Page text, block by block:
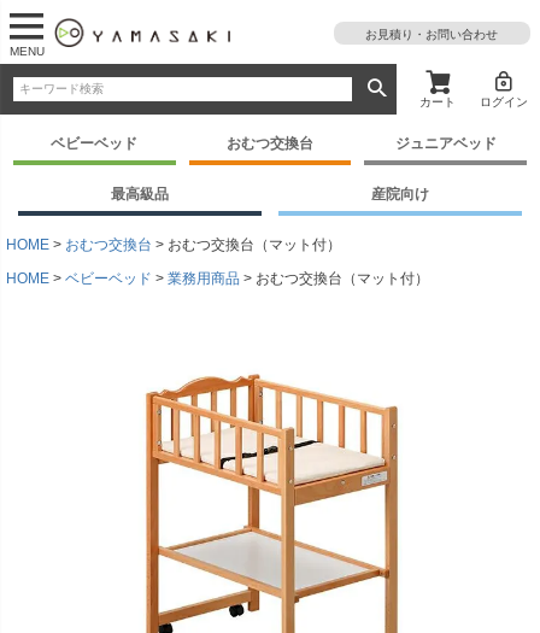
MENU
お見積り・お問い合わせ
カート ログイン
ベビーベッド おむつ交換台 ジュニアベッド
最高級品 産院向け
HOME おむつ交換台
おむつ交換台（マット付）
HOME
ベビーベッド 業務用商品 おむつ交換台（マット付）